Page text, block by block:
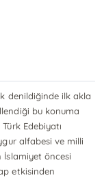
denildiğinde ilk akla
bu konuma
Edebiyatı
alfabesi ve milli
İslamiyet öncesi
etkisinden